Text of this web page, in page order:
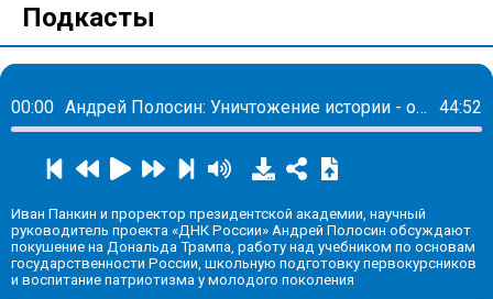
Подкасты
00:00 Андрей Полосин: Уничтожение истории - основной способ лишить человека представления о будущем 44:52
Иван Панкин и проректор президентской академии, научный
руководитель проекта «ДНК России» Андрей Полосин обсуждают
покушение на Дональда Трампа, работу над учебником по основам
государственности России, школьную подготовку первокурсников
и воспитание патриотизма у молодого поколения